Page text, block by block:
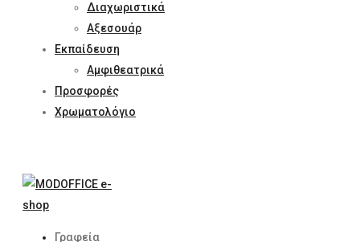
Διαχωριστικά
Αξεσουάρ
Εκπαίδευση
Αμφιθεατρικά
Προσφορές
Χρωματολόγιο
Γραφεία